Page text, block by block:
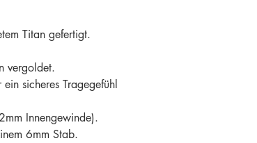
Titan gefertigt.
vergoldet.
sicheres Tragegefühl
Innengewinde).
6mm Stab.